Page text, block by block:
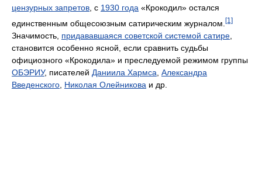
цензурных запретов , с 1930 года «Крокодил» остался
единственным общесоюзным сатирическим журналом. [1]
Значимость, придававшаяся советской системой сатире
становится особенно ясной, если сравнить судьбы
официозного «Крокодила» и преследуемой режимом группы
ОБЭРИУ, писателей Даниила Хармса Александра
Введенского Николая Олейникова и др.